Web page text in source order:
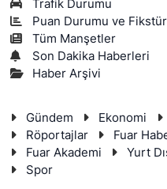
Trafik Durumu
Puan Durumu ve Fikstür
Tüm Manşetler
Son Dakika Haberleri
Haber Arşivi
Gündem Ekonomi
Röportajlar
Fuar
Fuar Akademi
Yurt
Spor